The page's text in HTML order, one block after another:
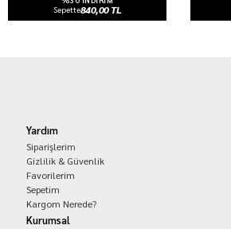
Sepette840,00 TL
Yardım
Siparişlerim
Gizlilik & Güvenlik
Favorilerim
Sepetim
Kargom Nerede?
Kurumsal